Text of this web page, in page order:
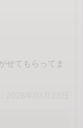
せてもらってま